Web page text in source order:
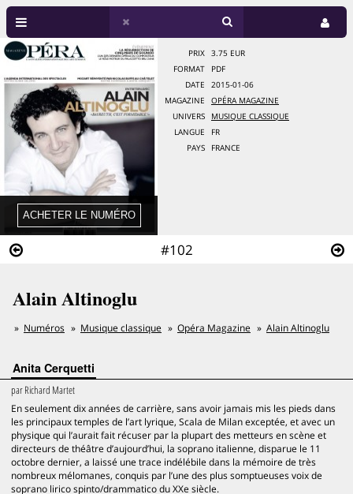
#102
PRIX
3.75 EUR
FORMAT
PDF
DATE
2015-01-06
MAGAZINE
OPÉRA MAGAZINE
UNIVERS
MUSIQUE CLASSIQUE
LANGUE
FR
PAYS
FRANCE
Alain Altinoglu
Numéros Musique classique Opéra Magazine Alain Altinoglu
Anita Cerquetti
parRichard Martet
En seulement dix années de carrière, sans avoir jamais mis les pieds dans
les principaux temples de l’art lyrique, Scala de Milan exceptée, et avec un
physique qui l’aurait fait récuser par la plupart des metteurs en scène et
directeurs de théâtre d’aujourd’hui, la soprano italienne, disparue le 11
octobre dernier, a laissé une trace indélébile dans la mémoire de très
nombreux mélomanes, conquis par l’une des plus somptueuses voix de
soprano lirico spinto/drammatico du XXe siècle.